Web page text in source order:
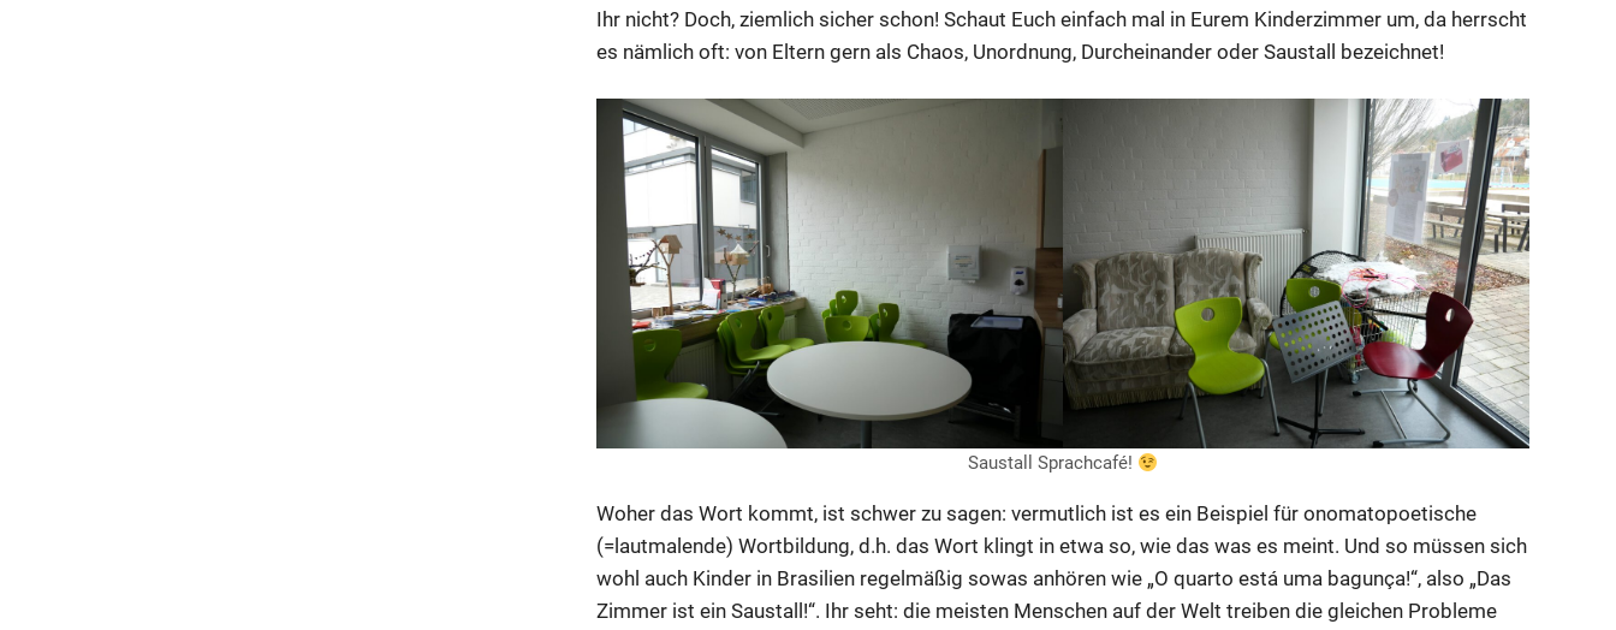
Ihr nicht? Doch, ziemlich sicher schon! Schaut Euch einfach mal in Eurem Kinderzimmer um, da herrscht
es nämlich oft: von Eltern gern als Chaos, Unordnung, Durcheinander oder Saustall bezeichnet!
Saustall Sprachcafé!
Woher das Wort kommt, ist schwer zu sagen: vermutlich ist es ein Beispiel für onomatopoetische
(=lautmalende) Wortbildung, d.h. das Wort klingt in etwa so, wie das was es meint. Und so müssen sich
wohl auch Kinder in Brasilien regelmäßig sowas anhören wie „O quarto está uma bagunça!“, also „Das
Zimmer ist ein Saustall!“. Ihr seht: die meisten Menschen auf der Welt treiben die gleichen Probleme